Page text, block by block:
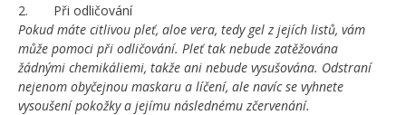
2. Při odličování
Pokud máte citlivou pleť, aloe vera, tedy gel z jejích listů, vám
může pomoci při odličování. Pleť tak nebude zatěžována
žádnými chemikáliemi, takže ani nebude vysušována. Odstraní
nejenom obyčejnou maskaru a líčení, ale navíc se vyhnete
vysoušení pokožky a jejímu následnému zčervenání.